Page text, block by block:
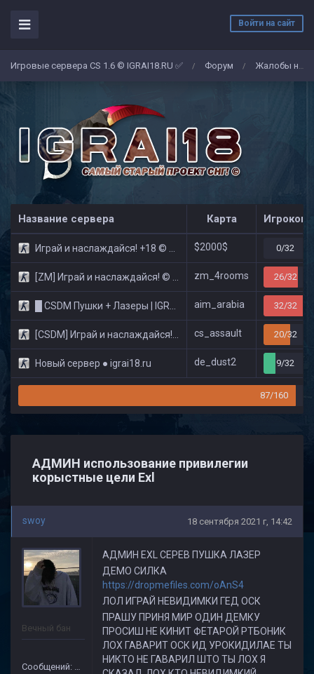
Войти на сайт
Игровые сервера CS 1.6 © IGRAI18.RU ✅ / Форум / Жалобы на админов/игроков
Название сервера Карта Игроков
Играй и наслаждайся! +18 © Public $2000$ 0/32
[ZM] Играй и наслаждайся! © Zombie Show zm_4rooms 26/32
█ CSDM Пушки + Лазеры | IGRAI18.RU ツ █ aim_arabia 32/32
[CSDM] Играй и наслаждайся! © Classic cs_assault 20/32
Новый сервер ● igrai18.ru de_dust2 9/32
87/160
АДМИН использование привилегии
корыстные цели Exl
swoy 18 сентября 2021 г, 14:42
Вечный бан
Сообщений: 69
АДМИН EXL СЕРЕВ ПУШКА ЛАЗЕР
ДЕМО СИЛКА
https://dropmefiles.com/oAnS4
ЛОЛ ИГРАЙ НЕВИДИМКИ ГЕД ОСК
ПРАШУ ПРИНЯ МИР ОДИН ДЕМКУ
ПРОСИШ НЕ КИНИТ ФЕТАРОЙ РТБОНИК
ЛОХ ГАВАРИТ ОСК ИД УРОКИДИЛАЕ ТЫ
НИКТО НЕ ГАВАРИЛ ШТО ТЫ ЛОХ Я